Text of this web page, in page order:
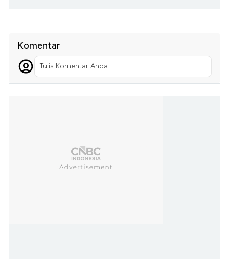
Komentar
Tulis Komentar Anda...